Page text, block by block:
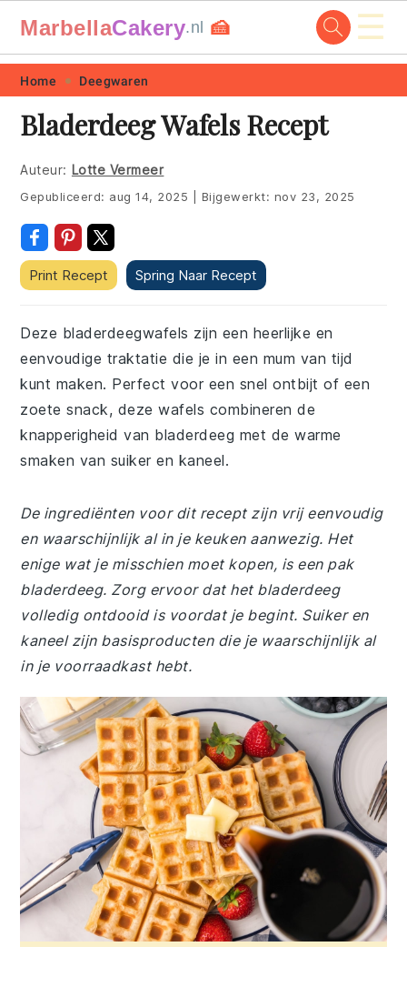
Skip
primary
navigation
Skip
main
content
Skip
primary
sidebar
Skip
footer
MarbellaCakery.nl 🍰 ☰
Home Deegwaren
Bladerdeeg Wafels Recept
Auteur: Lotte Vermeer
Gepubliceerd: aug 14, 2025 Bijgewerkt: nov 23, 2025
Print Recept Spring Naar Recept
Deze bladerdeegwafels zijn een heerlijke en
eenvoudige traktatie die je in een mum van tijd
kunt maken. Perfect voor een snel ontbijt of een
zoete snack, deze wafels combineren de
knapperigheid van bladerdeeg met de warme
smaken van suiker en kaneel.
De ingrediënten voor dit recept zijn vrij eenvoudig
en waarschijnlijk al in je keuken aanwezig. Het
enige wat je misschien moet kopen, is een pak
bladerdeeg. Zorg ervoor dat het bladerdeeg
volledig ontdooid is voordat je begint. Suiker en
kaneel zijn basisproducten die je waarschijnlijk al
in je voorraadkast hebt.